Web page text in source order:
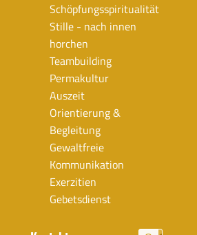
Schöpfungsspiritualität
Stille - nach innen
horchen
Teambuilding
Permakultur
Auszeit
Orientierung &
Begleitung
Gewaltfreie
Kommunikation
Exerzitien
Gebetsdienst